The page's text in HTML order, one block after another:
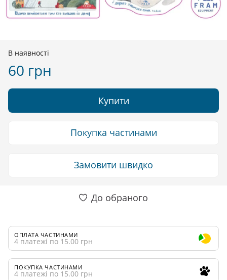
В наявності
60 грн
Купити
Покупка частинами
Замовити швидко
До обраного
ОПЛАТА ЧАСТИНАМИ
4 платежі по 15.00 грн
ПОКУПКА ЧАСТИНАМИ
4 платежі по 15.00 грн